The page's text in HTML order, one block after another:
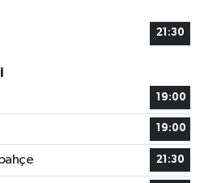
21:30
19:00
19:00
21:30